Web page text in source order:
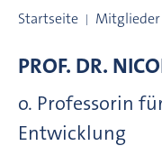
Startseite Mitglieder
PROF. DR.
o. Professorin
Entwicklung